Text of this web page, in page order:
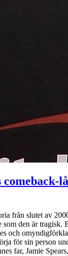
från slutet av
som den är tragisk.
och
för sin person
far, Jamie